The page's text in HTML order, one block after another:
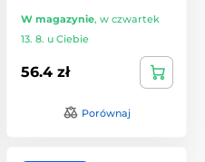
W magazynie, w czwartek
13. 8. u Ciebie
56.4 zł
Porównaj